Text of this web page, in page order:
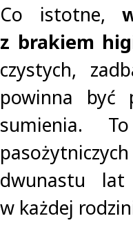
Co istotne,
z brakiem
czystych,
powinna być
sumienia.
dwunastu
w każdej